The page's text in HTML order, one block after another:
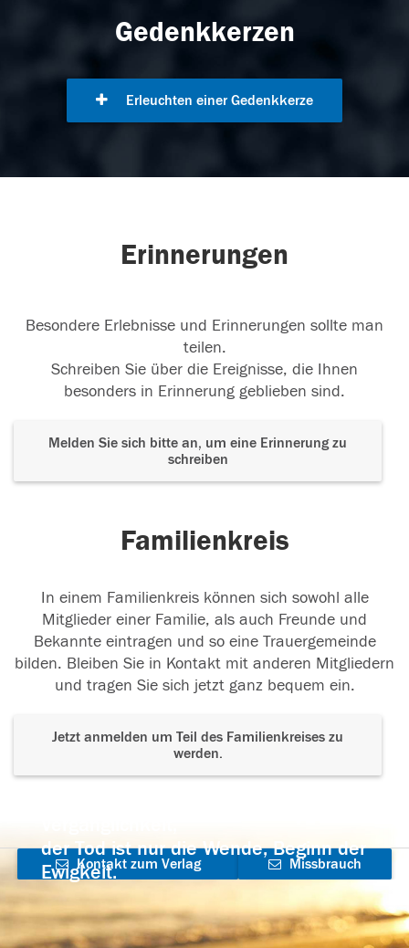
Gedenkkerzen
Erleuchten einer Gedenkkerze
Erinnerungen
Besondere Erlebnisse und Erinnerungen sollte man
teilen.
Schreiben Sie über die Ereignisse, die Ihnen
besonders in Erinnerung geblieben sind.
Melden Sie sich bitte an, um eine Erinnerung zu
schreiben
Familienkreis
In einem Familienkreis können sich sowohl alle
Mitglieder einer Familie, als auch Freunde und
Bekannte eintragen und so eine Trauergemeinde
bilden. Bleiben Sie in Kontakt mit anderen Mitgliedern
und tragen Sie sich jetzt ganz bequem ein.
Jetzt anmelden um Teil des Familienkreises zu
werden.
der Tod ist nur die Wende, Beginn der
Ewigkeit.
Kontakt zum Verlag
aufnehmen
Missbrauch